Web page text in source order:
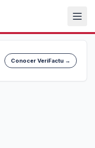
Conocer VeriFactu →